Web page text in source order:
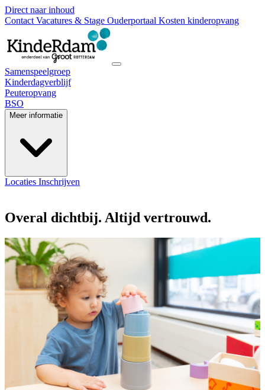
Direct naar inhoud
Contact Vacatures & Stage Ouderportaal Kosten kinderopvang
Samenspeelgroep
Kinderdagverblijf
Peuteropvang
BSO
Meer informatie
Locaties Inschrijven
Overal dichtbij. Altijd vertrouwd.